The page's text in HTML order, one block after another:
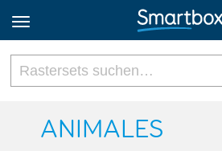
Online Grids
ANIMALES